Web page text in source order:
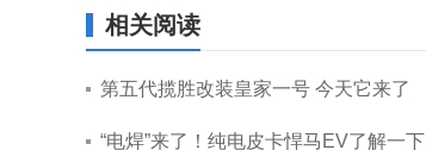
相关阅读
第五代揽胜改装皇家一号 今天它来了
“电焊”来了！纯电皮卡悍马EV了解一下